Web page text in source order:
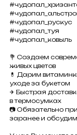
#чудопал_рускус
#чудопал_туя
#чудопал_ковыль
💐 Создаем
живых цветов
💊 Дарим
уходе за букетом
✈ Быстрая
в термосумках
📷 Обязательно
заранее и